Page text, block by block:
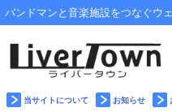
バンドマンと音楽施設をつなぐウ
当サイトについて お知らせ